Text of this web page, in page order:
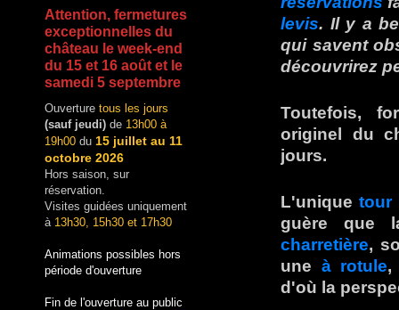
Attention, fermetures
exceptionnelles du
château le week-end
du 15 et 16 août et le
samedi 5 septembre
Ouverture tous les jours
(sauf jeudi) de 13h00 à
19h00 du 15 juillet au 11
octobre 2026
Hors saison, sur
réservation.
Visites guidées uniquement
à 13h30, 15h30 et 17h30
Animations possibles hors
période d'ouverture
Fin de l'ouverture au public
levis. Il y a
qui savent
découvrirez
Toutefois,
originel du
jours.
L'uniquetour
guère que
charretière,
une à rotule,
d'où la